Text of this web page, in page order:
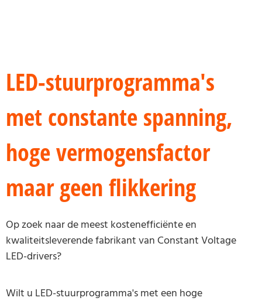
LED-stuurprogramma's
met constante spanning,
hoge vermogensfactor
maar geen flikkering
Op zoek naar de meest kostenefficiënte en
kwaliteitsleverende fabrikant van Constant Voltage
LED-drivers?
Wilt u LED-stuurprogramma's met een hoge